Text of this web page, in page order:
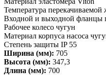
Температура перекачиваемой
Входной и выходной фланцы
Рабочее колесо чугун
Материал корпуса насоса
Степень защиты IP 55
Ширина (мм): 705
Высота (мм): 347,3
Длина (мм): 700